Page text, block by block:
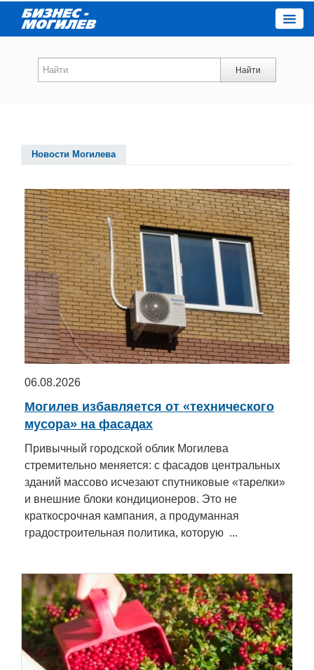
Работа
Афиша
Объявления
Транспорт
Погода
Еще
Найти
Новости Могилева
06.08.2026
Могилев избавляется от «технического
мусора» на фасадах
Привычный городской облик Могилева
стремительно меняется: с фасадов центральных
зданий массово исчезают спутниковые «тарелки»
и внешние блоки кондиционеров. Это не
краткосрочная кампания, а продуманная
градостроительная политика, которую ...